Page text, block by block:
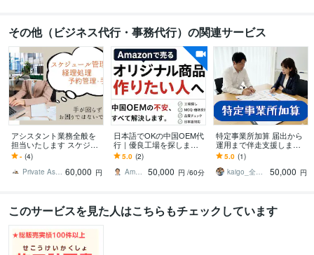
その他（ビジネス代行・事務代行）の関連サービス
アシスタント業務全般を
担当いたします スケジュ
ール調整/管理・連絡取
次・データ処理・コーデ
ィング等
- (4)
Private Assistant 60,000 円
日本語でOKの中国OEM代
行｜優良工場を探します
初心者歓迎！商品開発に
信頼できる中国工場探し
をお手伝いします
5.0 (2)
Amazon売上改善コンサル Tracy
50,000 円 /60分
特定事業所加算 届出から
運用まで伴走支援します
特定事業所加算取得で収
益アップ！届出から運用
まで徹底サポート
5.0 (1)
kaigo_全力サポート
50,000 円
このサービスを見た人はこちらもチェックしています